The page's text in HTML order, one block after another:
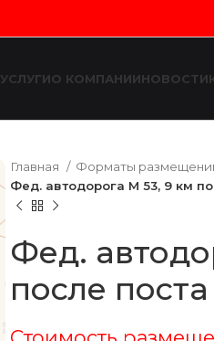
УСЛУГИО КОМПАНИИНОВОСТИ
Главная Форматы
Фед. автодорога М 53, 9 км
Фед.
после